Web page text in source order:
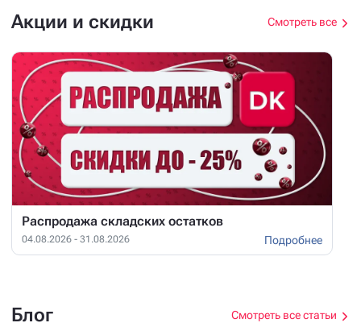
Акции и скидки Смотреть все
Распродажа складских остатков
04.08.2026 - 31.08.2026 Подробнее
Блог Смотреть все статьи